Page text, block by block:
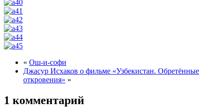
« Ош-и-софи
Джасур Исхаков о фильме «Узбекистан. Обретённые
откровения» »
1 комментарий